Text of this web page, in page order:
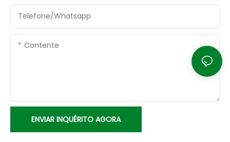
Telefone/whatsapp
Contente
ENVIAR INQUÉRITO AGORA